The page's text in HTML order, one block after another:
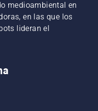
medioambiental en
en las que los
lideran el